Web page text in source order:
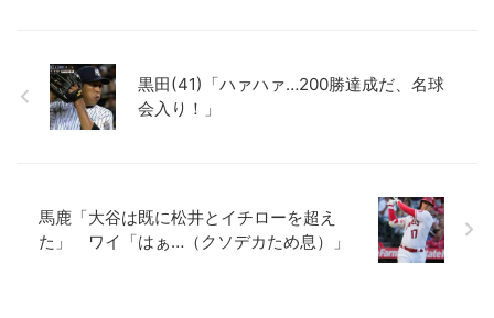
黒田(41)「ハァハァ…200勝達成だ、名球
会入り！」
馬鹿「大谷は既に松井とイチローを超え
た」 ワイ「はぁ…（クソデカため息）」